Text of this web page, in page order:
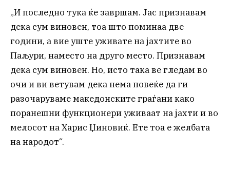
„И последно тука ќе завршам. Јас признавам
дека сум виновен, тоа што поминаа две
години, а вие уште уживате на јахтите во
Паљури, наместо на друго место. Признавам
дека сум виновен. Но, исто така ве гледам во
очи и ви ветувам дека нема повеќе да ги
разочаруваме македонските граѓани како
поранешни функционери уживаат на јахти и во
мелосот на Харис Џиновиќ. Ете тоа е желбата
на народот“.